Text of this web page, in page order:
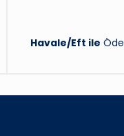
Havale/Eft ile